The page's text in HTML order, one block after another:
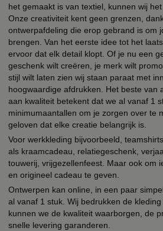
het gemaakt is van textiel, kunnen wij
Onze creativiteit kent geen grenzen,
ontwerpafdeling die erop gebrand is om
brengen. Van het eerste idee tot het
ervoor dat elk detail klopt. Of je nu een
geschenk wilt creëren, je merk wilt
stijl wilt laten zien wij staan paraat met
hoogwaardige afdrukken. Het beste van
aan kwaliteit betekent dat we al vanaf 1
minimumaantallen om je zorgen over te
geloven dat elke creatie belangrijk is.
Voor werkkleding bijvoorbeeld,
als kraamcadeau, relatiegeschenk,
touwerij, vrijgezellenfeest. Maar ook om
en origineel cadeau te geven.
Ontwerpen kan online, in een paar
al vanaf 1 stuk. Wij bedrukken de
kunnen we de kwaliteit waarborgen, de
snelle levering garanderen.